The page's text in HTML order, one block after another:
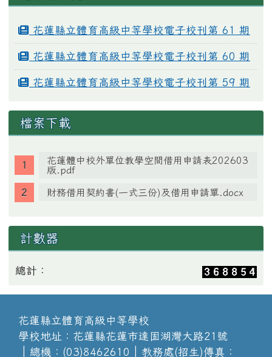
花蓮縣立體育高級中等學校電子校刊第 61 期
花蓮縣立體育高級中等學校電子校刊第 60 期
花蓮縣立體育高級中等學校電子校刊第 59 期
檔案下載
花蓮體中校外單位教學空間借用申請表202603
版.pdf
財務借用契約書(一式三份)及借用申請單.docx
計數器
總計：
花蓮縣立體育高級中等學校
學校地址：花蓮縣花蓮市達固湖灣大路21號
│總機：(03)8462610│教務處(招生)傳真：